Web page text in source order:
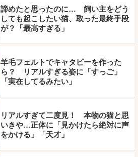
諦めたと思ったのに… 飼い主をどう
しても起こしたい猫、取った最終手段
が？「最高すぎる」
羊毛フェルトでキャタピーを作った
ら？ リアルすぎる姿に「すっご」
「実在してるみたい」
リアルすぎて二度見！ 本物の猫と思
いきや…正体に「見かけたら絶対に声
をかける」「天才」